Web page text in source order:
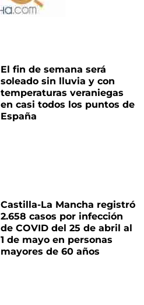
El fin de semana será
soleado sin lluvia y con
temperaturas veraniegas
en casi todos los puntos de
España
Castilla-La Mancha registró
2.658 casos por infección
de COVID del 25 de abril al
1 de mayo en personas
mayores de 60 años